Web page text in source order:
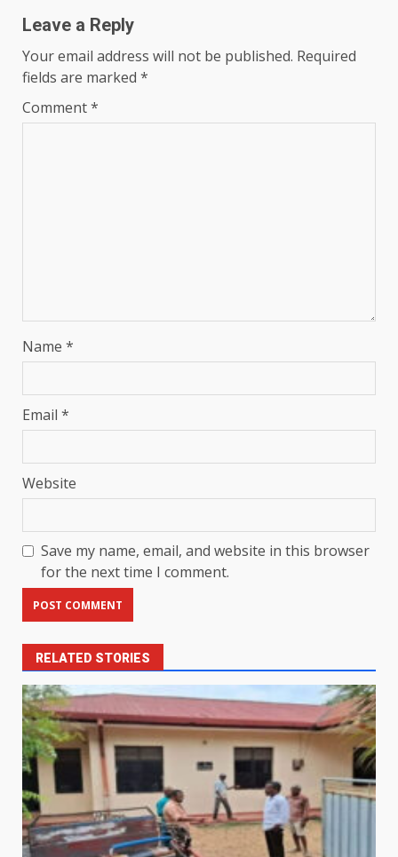
Leave a Reply
Your email address will not be published. Required
fields are marked *
Comment*
Name *
Email *
Website
Save my name, email, and website in this browser
for the next time I comment.
RELATED STORIES